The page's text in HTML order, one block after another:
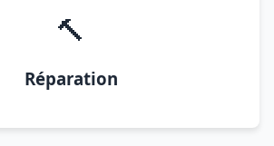
🔨
Réparation